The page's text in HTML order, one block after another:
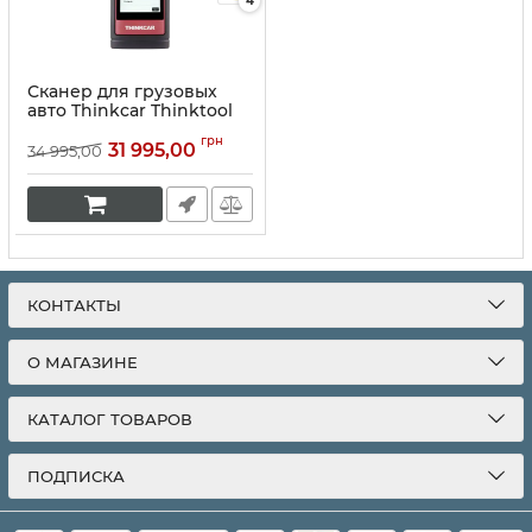
Сканер для грузовых
авто Thinkcar Thinktool
Артикул:10070
34 995,00 31 995,00 грн
КОНТАКТЫ
О МАГАЗИНЕ
КАТАЛОГ ТОВАРОВ
ПОДПИСКА